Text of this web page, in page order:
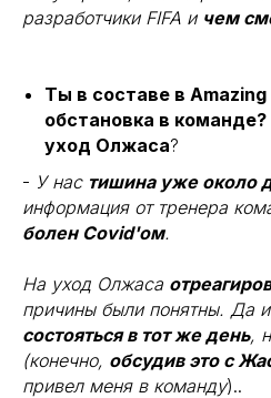
разработчики FIFA и чем
Ты в составе в
обстановка в
уход Олжаса?
- У нас тишина уже около
информация от тренера
болен Covid'ом.
На уход Олжаса
причины были понятны. Да и
состояться в тот же день,
(конечно, обсудив это с
привел меня в команду)..